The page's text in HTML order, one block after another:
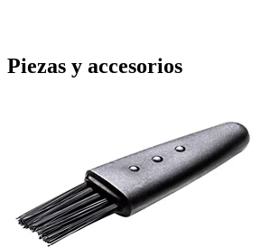
Piezas y accesorios